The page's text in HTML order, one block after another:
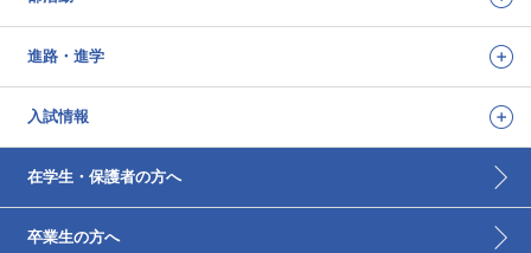
進路・進学
入試情報
在学生・保護者の方へ
卒業生の方へ